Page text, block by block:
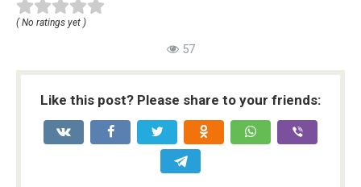
( No ratings yet )
57
Like this post? Please share to your friends: